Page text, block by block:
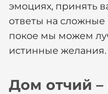
эмоциях, принять
ответы на
покое мы можем
истинные желания.
Дом отчий –